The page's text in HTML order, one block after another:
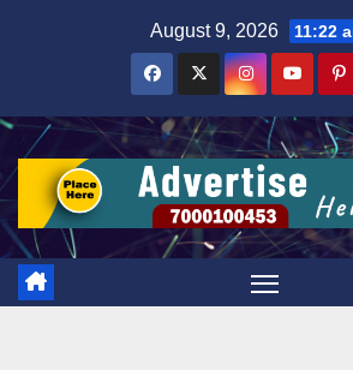
August 9, 2026 11:22